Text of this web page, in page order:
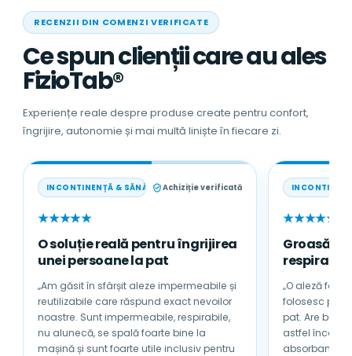
RECENZII DIN COMENZI VERIFICATE
Ce spun clienții care au ales
FizioTab®
Experiențe reale despre produse create pentru confort,
îngrijire, autonomie și mai multă liniște în fiecare zi.
INCONTINENȚĂ & SĂNĂTATEAchiziție verificată
★★★★★
O soluție reală pentru îngrijirea
unei persoane la pat
„Am găsit în sfârșit aleze impermeabile și
reutilizabile care răspund exact nevoilor
noastre. Sunt impermeabile, respirabile,
nu alunecă, se spală foarte bine la
mașină și sunt foarte utile inclusiv pentru
★★★★★
Groasă,
„O aleză
folosesc pentru
pat. Are
astfel încât nu se încinge
absorbantă și